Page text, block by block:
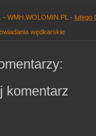
- WMH.WOLOMIN.PL - lutego
wędkarskie
komentarz